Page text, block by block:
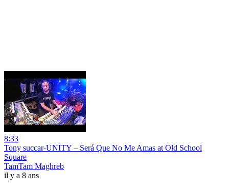
8:33
Tony succar-UNITY – Será Que No Me Amas at Old School
Square
TamTam Maghreb
il y a 8 ans